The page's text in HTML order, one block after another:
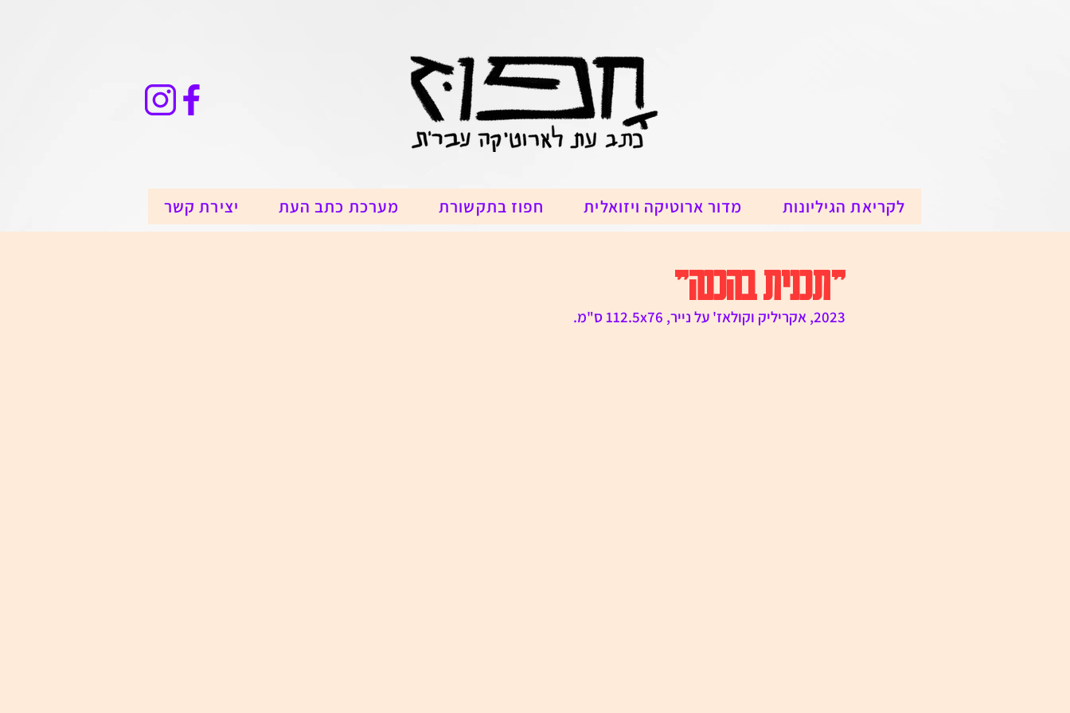
יצירת קשר מערכת כתב העת חפוז בתקשורת מדור ארוטיקה ויזואלית לקריאת הגיליונות
"תכנית בהכנה"
2023, אקריליק וקולאז' על נייר, 112.5x76 ס"מ.